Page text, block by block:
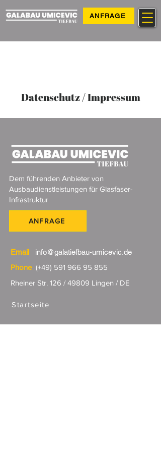
ANFRAGE
Datenschutz / Impressum
Dem führenden Anbieter von
Ausbaudienstleistungen für Glasfaser-
Infrastruktur
ANFRAGE
Email
info@galatiefbau-umicevic.de
Phone (+49) 591 966 95 855
Rheiner Str. 126 / 49809 Lingen / DE
Startseite